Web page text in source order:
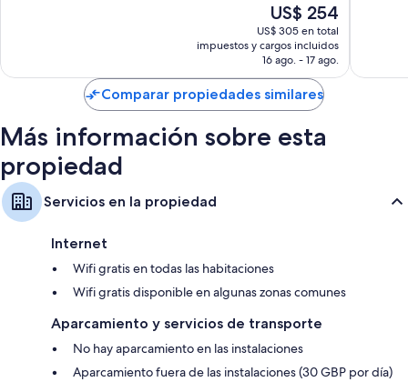
El
precio
actual
es
de
US$ 254
US$ 254
US$ 305 en total
impuestos y cargos incluidos
16 ago. - 17 ago.
Comparar propiedades similares
Más información sobre esta
propiedad
Servicios en la propiedad
Internet
Wifi gratis en todas las habitaciones
Wifi gratis disponible en algunas zonas comunes
Aparcamiento y servicios de transporte
No hay aparcamiento en las instalaciones
Aparcamiento fuera de las instalaciones (30 GBP por día)